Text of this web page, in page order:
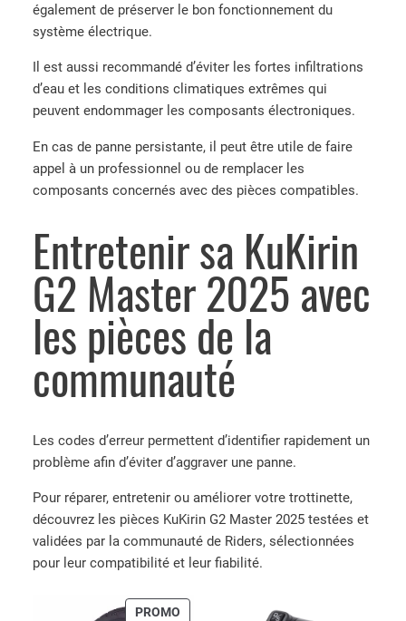
également de préserver le bon fonctionnement du
système électrique.
Il est aussi recommandé d’éviter les fortes infiltrations
d’eau et les conditions climatiques extrêmes qui
peuvent endommager les composants électroniques.
En cas de panne persistante, il peut être utile de faire
appel à un professionnel ou de remplacer les
composants concernés avec des pièces compatibles.
Entretenir sa KuKirin
G2 Master 2025 avec
les pièces de la
communauté
Les codes d’erreur permettent d’identifier rapidement un
problème afin d’éviter d’aggraver une panne.
Pour réparer, entretenir ou améliorer votre trottinette,
découvrez les pièces KuKirin G2 Master 2025 testées et
validées par la communauté de Riders, sélectionnées
pour leur compatibilité et leur fiabilité.
PROMO